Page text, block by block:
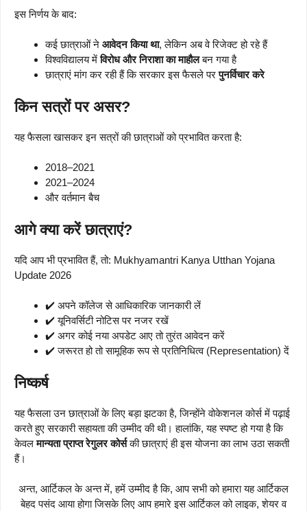
इस निर्णय के बाद:
कई छात्राओं ने आवेदन किया था, लेकिन अब वे रिजेक्ट हो रहे हैं
विश्वविद्यालय मेंविरोध और निराशा का माहौलबन गया है
छात्राएं मांग कर रही हैं कि सरकार इस फैसले परपुनर्विचार करे
किन सत्रों पर असर?
यह फैसला खासकर इन सत्रों की छात्राओं को प्रभावित करता है:
2018–2021
2021–2024
और वर्तमान बैच
आगे क्या करें छात्राएं?
यदि आप भी प्रभावित हैं, तो: Mukhyamantri Kanya Utthan Yojana
Update 2026
✔️ अपने कॉलेज से आधिकारिक जानकारी लें
✔️ यूनिवर्सिटी नोटिस पर नजर रखें
✔️ अगर कोई नया अपडेट आए तो तुरंत आवेदन करें
✔️ जरूरत हो तो सामूहिक रूप से प्रतिनिधित्व (Representation) दें
निष्कर्ष
यह फैसला उन छात्राओं के लिए बड़ा झटका है, जिन्होंने वोकेशनल कोर्स में पढ़ाई
करते हुए सरकारी सहायता की उम्मीद की थी। हालांकि, यह स्पष्ट हो गया है कि
केवलमान्यता प्राप्त रेगुलर कोर्सकी छात्राएं ही इस योजना का लाभ उठा सकती
हैं।
अन्त, आर्टिकल के अन्त में, हमें उम्मीद है कि, आप सभी को हमारा यह आर्टिकल
बेहद पसंद आया होगा जिसके लिए आप हमारे इस आर्टिकल को लाइक, शेयर व